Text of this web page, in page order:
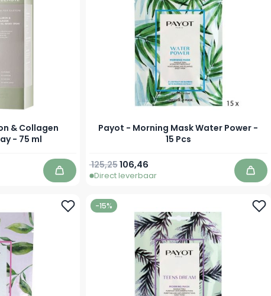
& Collagen
- 75 ml
In winkelwagen
Payot - Morning Mask Water Power -
15 Pcs
Speciale prijs
106,46
Normale prijs
125,25
Direct leverbaar In
-15%